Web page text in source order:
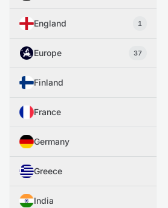
England 1
Europe 37
Finland
France
Germany
Greece
India